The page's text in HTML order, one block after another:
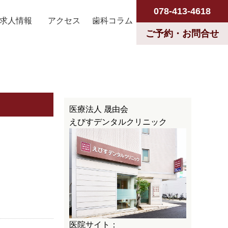
人情報 アクセス 歯科コラム
078-413-4618
ご予約・お問合せ
医療法人 晟由会
えびすデンタルクリニック
医院サイト：